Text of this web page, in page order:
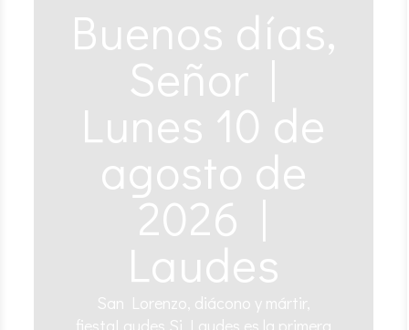
Buenos días,
Señor |
Lunes 10 de
agosto de
2026 |
Laudes
San Lorenzo, diácono y mártir,
fiestaLaudes Si Laudes es la primera